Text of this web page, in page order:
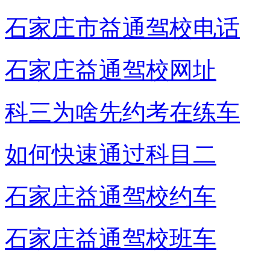
石家庄市益通驾校电话
石家庄益通驾校网址
科三为啥先约考在练车
如何快速通过科目二
石家庄益通驾校约车
石家庄益通驾校班车